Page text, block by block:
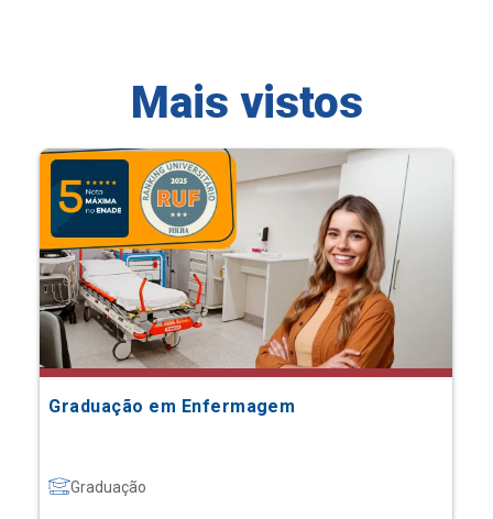
Mais vistos
Graduação em Enfermagem
Graduação